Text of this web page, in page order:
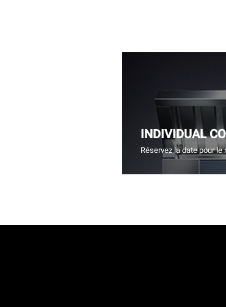
INDIVIDUAL
Réservez la date pour